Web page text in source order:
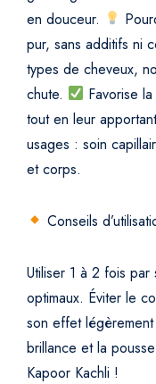
en douceur.
pur, sans additifs ni
types de cheveux,
chute.
Favorise
tout en leur
usages : soin
et corps.
Conseils
Utiliser 1 à 2 fois par
optimaux. Éviter le
son effet légèrement
brillance et la
Kapoor Kachli !